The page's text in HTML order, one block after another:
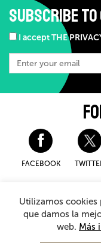
SUBSCRIBE
I accept THE
FACEBOOK
Disclaimer and privacy
General Terms and
Utilizamos cookies
que damos la
web. Más